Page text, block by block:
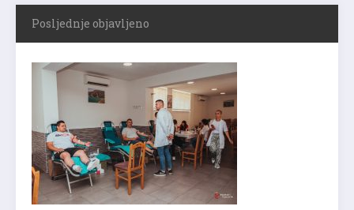
Posljednje objavljeno